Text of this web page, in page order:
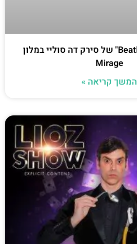
מופע "Beatles LOVE" של סירק דה סוליי במלון
Mirage
המשך קריאה »